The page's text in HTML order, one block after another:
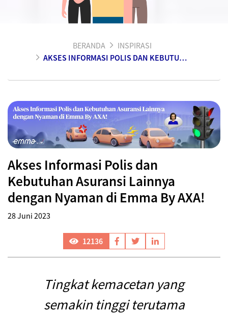
BERANDA
INSPIRASI
AKSES INFORMASI POLIS DAN KEBUTUHAN ASURANSI LAINNYA DENGAN NYAMAN DI EMMA BY AXA!
Akses Informasi Polis dan
Kebutuhan Asuransi Lainnya
dengan Nyaman di Emma By AXA!
28 Juni 2023
12136
Tingkat kemacetan yang
semakin tinggi terutama